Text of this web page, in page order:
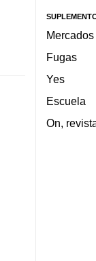
Mercados
Fugas
Yes
Escuela
On,